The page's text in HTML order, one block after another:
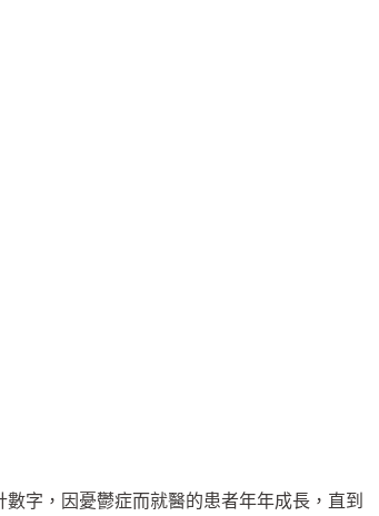
數字，因憂鬱症而就醫的患者年年成長，直到